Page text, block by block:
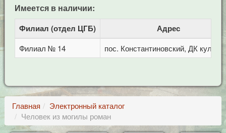
Имеется в наличии:
Филиал (отдел ЦГБ) Адрес
Филиал № 14 пос. Константиновский, ДК
Главная
Электронный каталог
Человек из могилы роман